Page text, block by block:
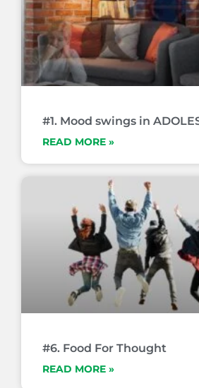
#1. Mood swings in
READ MORE »
#6. Food For Thought
READ MORE »